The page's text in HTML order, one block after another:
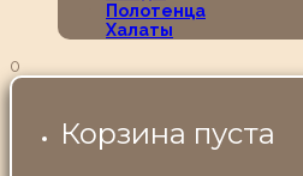
Полотенца
Халаты
0
Корзина пуста